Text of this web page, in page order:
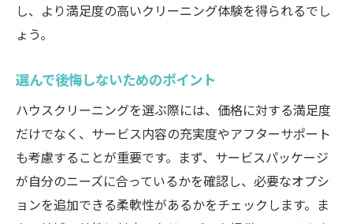
し、より満足度の高いクリーニング体験を得られるでし
ょう。
選んで後悔しないためのポイント
ハウスクリーニングを選ぶ際には、価格に対する満足度
だけでなく、サービス内容の充実度やアフターサポート
も考慮することが重要です。まず、サービスパッケージ
が自分のニーズに合っているかを確認し、必要なオプシ
ョンを追加できる柔軟性があるかをチェックします。ま